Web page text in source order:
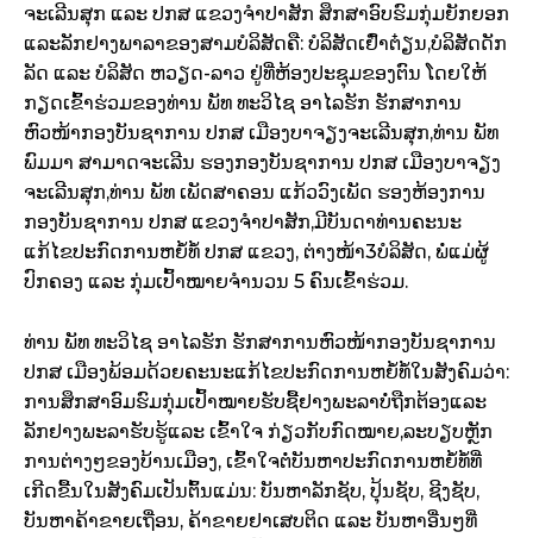
ຈະເລີນສຸກ ແລະ ປກສ ແຂວງຈຳປາສັກ ສຶກສາອົບຮົມກຸ່ມຍັກຍອກ
ແລະລັກຢາງພາລາຂອງສາມບໍລິສັດຄື: ບໍລິສັດເຢົ໋າຕ໋ຽນ,ບໍລິສັດດັກ
ລັດ ແລະ ບໍລິສັດ ຫວຽດ-ລາວ ຢູ່ທີ່ຫ້ອງປະຊຸມຂອງຕົນ ໂດຍໃຫ້
ກຽດເຂົ້າຮ່ວມຂອງທ່ານ ພັທ ທະວິໄຊ ອາໄລຮັກ ຮັກສາການ
ຫົວໜ້າກອງບັນຊາການ ປກສ ເມືອງບາຈຽງຈະເລີນສຸກ,ທ່ານ ພັທ
ພົມມາ ສາມາດຈະເລີນ ຮອງກອງບັນຊາການ ປກສ ເມືອງບາຈຽງ
ຈະເລີນສຸກ,ທ່ານ ພັທ ເພັດສາຄອນ ແກ້ວວົງເພັດ ຮອງຫ້ອງການ
ກອງບັນຊາການ ປກສ ແຂວງຈຳປາສັກ,ມີບັນດາທ່ານຄະນະ
ແກ້ໄຂປະກົດການຫຍໍ້ທໍ້ ປກສ ແຂວງ, ຕ່າງໜ້າ3ບໍລິສັດ, ພໍ່ແມ່ຜູ້
ປົກຄອງ ແລະ ກຸ່ມເປົ້າໝາຍຈຳນວນ 5 ຄົນເຂົ້າຮ່ວມ.
ທ່ານ ພັທ ທະວິໄຊ ອາໄລຮັກ ຮັກສາການຫົວໜ້າກອງບັນຊາການ
ປກສ ເມືອງພ້ອມດ້ວຍຄະນະແກ້ໄຂປະກົດການຫຍໍ້ທໍ້ໃນສັງຄົມວ່າ:
ການສຶກສາອົມຮົມກຸ່ມເປົ້າໝາຍຮັບຊື້ຢາງພະລາບໍ່ຖືກຕ້ອງແລະ
ລັກຢາງພະລາຮັບຮູ້ແລະ ເຂົ້າໃຈ ກ່ຽວກັບກົດໝາຍ,ລະບຽບຫຼັກ
ການຕ່າງໆຂອງບ້ານເມືອງ, ເຂົ້າໃຈຕໍ່ບັນຫາປະກົດການຫຍໍ້ທໍ້ທີ່
ເກີດຂື້ນໃນສັງຄົມເປັນຕົ້ນແມ່ນ: ບັນຫາລັກຊັບ, ປຸ້ນຊັບ, ຊີງຊັບ,
ບັນຫາຄ້າຂາຍເຖື່ອນ, ຄ້າຂາຍຢາເສບຕິດ ແລະ ບັນຫາອື່ນໆທີ່